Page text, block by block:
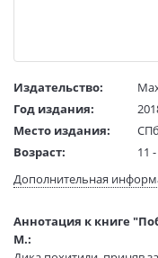
Издательство:
Год издания:
Место издания:
СПб
Возраст:
11
Язык текста:
Перевод:
Тип обложки:
Дополнительная
Аннотация к книге
М.: